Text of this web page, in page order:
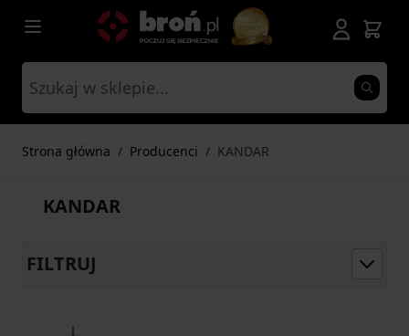
Przejdź do treści
Strona główna / Producenci / KANDAR
KANDAR
FILTRUJ